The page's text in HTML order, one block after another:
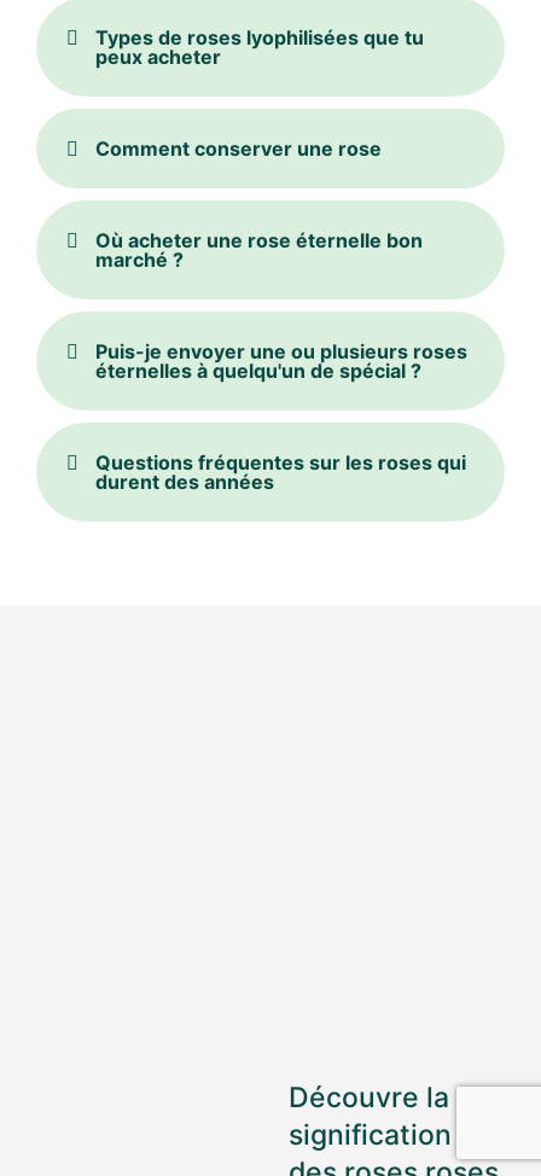
Types de roses lyophilisées que tu
peux acheter
Comment conserver une rose
Où acheter une rose éternelle bon
marché ?
Puis-je envoyer une ou plusieurs roses
éternelles à quelqu'un de spécial ?
Questions fréquentes sur les roses qui
durent des années
Découvre la
signification